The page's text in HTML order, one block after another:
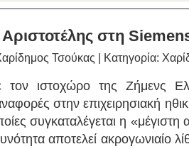
Αριστοτέλης στη
Τσούκας | Κατηγορία:
τον ιστοχώρο της Ζήμενς
στην επιχειρησιακή
συγκαταλέγεται η
αποτελεί ακρογωνιαίο